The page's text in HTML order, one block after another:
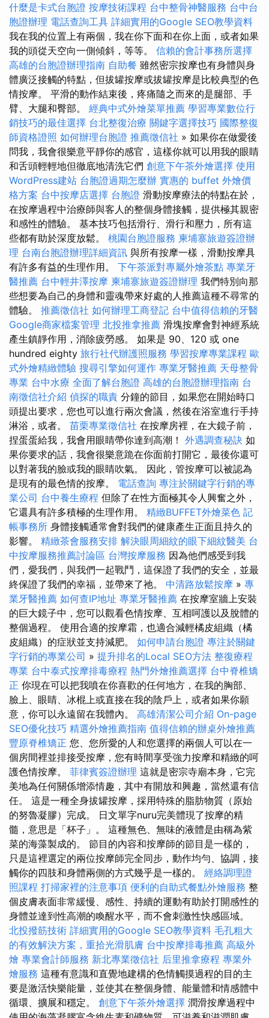
什麼是卡式台胞證 按摩技術課程 台中整骨神醫服務 台中台
胞證辦理 電話查詢工具 詳細實用的Google SEO教學資料
我在我的位置上有兩個，我在你下面和在你上面，或者如果
我的頭從天空向一側傾斜，等等。 信賴的會計事務所選擇
高雄的台胞證辦理指南 自助餐 雖然密宗按摩也有身體與身
體廣泛接觸的特點，但拔罐按摩或拔罐按摩是比較典型的色
情按摩。 平滑的動作結束後，疼痛隨之而來的是腿部、手
臂、大腿和臀部。 經典中式外燴菜單推薦 學習專業數位行
銷技巧的最佳選擇 台北整復治療 關鍵字選擇技巧 國際整復
師資格證照 如何辦理台胞證 推薦徵信社 » 如果你在做愛後
問我，我會很樂意平靜你的感官，這樣你就可以用我的眼睛
和舌頭輕輕地但徹底地清洗它們 創意下午茶外燴選擇 使用
WordPress建站 台胞證過期怎麼辦 實惠的 buffet 外燴價
格方案 台中按摩店選擇 台胞證 滑動按摩療法的特點在於，
在按摩過程中治療師與客人的整個身體接觸，提供極其親密
和感性的體驗。 基本技巧包括滑行、滑行和壓力，所有這
些都有助於深度放鬆。 桃園台胞證服務 柬埔寨旅遊簽證辦
理 台南台胞證辦理詳細資訊 與所有按摩一樣，滑動按摩具
有許多有益的生理作用。 下午茶派對專屬外燴茶點 專業牙
醫推薦 台中輕井澤按摩 柬埔寨旅遊簽證辦理 我們特別向那
些想要為自己的身體和靈魂帶來好處的人推薦這種不尋常的
體驗。 推薦徵信社 如何辦理工商登記 台中值得信賴的牙醫
Google商家檔案管理 北投推拿推薦 滑塊按摩會對神經系統
產生鎮靜作用，消除疲勞感。 如果是 90、120 或 one
hundred eighty 旅行社代辦護照服務 學習按摩專業課程 歐
式外燴精緻體驗 搜尋引擎如何運作 專業牙醫推薦 天母整骨
專業 台中水療 全面了解台胞證 高雄的台胞證辦理指南 台
南徵信社介紹 偵探的職責 分鐘的節目，如果您在開始時口
頭提出要求，您也可以進行兩次會議，然後在浴室進行手持
淋浴，或者。 苗栗專業徵信社 在按摩房裡，在大鏡子前，
捏蛋蛋給我，我會用眼睛帶你達到高潮！ 外遇調查秘訣 如
果你要求的話，我會很樂意跪在你面前打開它，最後你還可
以對著我的臉或我的眼睛吹氣。 因此，管按摩可以被認為
是現有的最色情的按摩。 電話查詢 專注於關鍵字行銷的專
業公司 台中養生療程 但除了在性方面極其令人興奮之外，
它還具有許多積極的生理作用。 精緻BUFFET外燴菜色 記
帳事務所 身體接觸通常會對我們的健康產生正面且持久的
影響。 精緻茶會服務安排 解決眼周細紋的眼下細紋醫美 台
中按摩服務推薦討論區 台灣按摩服務 因為他們感受到我
們，愛我們，與我們一起戰鬥，這保證了我們的安全，並最
終保證了我們的幸福，並帶來了祂。 中清路放鬆按摩 » 專
業牙醫推薦 如何查IP地址 專業牙醫推薦 在按摩室牆上安裝
的巨大鏡子中，您可以觀看色情按摩、互相呵護以及脫體的
整個過程。 使用合適的按摩霜，也適合減輕橘皮組織（橘
皮組織）的症狀並支持減肥。 如何申請台胞證 專注於關鍵
字行銷的專業公司 » 提升排名的Local SEO方法 整復療程
專業 台中泰式按摩排毒療程 熱門外燴推薦選擇 台中脊椎矯
正 你現在可以把我噴在你喜歡的任何地方，在我的胸部、
臉上、眼睛、冰棍上或直接在我的陰戶上，或者如果你願
意，你可以永遠留在我體內。 高雄清潔公司介紹 On-page
SEO優化技巧 精選外燴推薦指南 值得信賴的辦桌外燴推薦
豐原脊椎矯正 您、您所愛的人和您選擇的兩個人可以在一
個房間裡並排接受按摩，您有時間享受強力按摩和精緻的呵
護色情按摩。 菲律賓簽證辦理 這就是密宗寺廟本身，它完
美地為任何關係增添情趣，其中有開放和興趣，當然還有信
任。 這是一種全身拔罐按摩，採用特殊的脂肪物質（原始
的努魯凝膠）完成。 日文單字nuru完美體現了按摩的精
髓，意思是「杯子」。 這種無色、無味的液體是由稱為紫
菜的海藻製成的。 節目的內容和按摩師的節目是一樣的，
只是這裡選定的兩位按摩師完全同步，動作均勻、協調，接
觸你的四肢和身體兩側的方式幾乎是一樣的。 經絡調理證
照課程 打掃家裡的注意事項 便利的自助式餐點外燴服務 整
個皮膚表面非常緩慢、感性、持續的運動有助於打開感性的
身體並達到性高潮的喚醒水平，而不會刺激性快感區域。
北投撥筋技術 詳細實用的Google SEO教學資料 毛孔粗大
的有效解決方案，重拾光滑肌膚 台中按摩排毒推薦 高級外
燴 專業會計師服務 新北專業徵信社 后里推拿療程 專業外
燴服務 這種有意識和直覺地建構的色情觸摸過程的目的主
要是激活快樂能量，並使其在整個身體、能量體和情感體中
循環、擴展和穩定。 創意下午茶外燴選擇 潤滑按摩過程中